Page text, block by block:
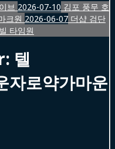
브 2026-07-10 김포 풍무 호
크원 2026-06-07 더샵 검단
타임원
텔
로약가마운